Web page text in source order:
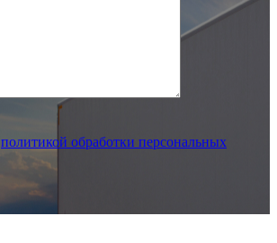
политикой обработки персональных